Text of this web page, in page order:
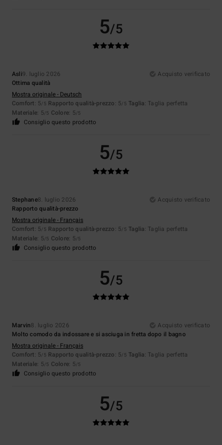
5/5
Asli9. luglio 2026
Acquisto verificato
Ottima qualità
Mostra originale - Deutsch
Comfort: 5/5 Rapporto qualità-prezzo: 5/5 Taglia: Taglia perfetta
Materiale: 5/5 Colore: 5/5
Consiglio questo prodotto
5/5
Stephane8. luglio 2026
Acquisto verificato
Rapporto qualità-prezzo
Mostra originale - Français
Comfort: 5/5 Rapporto qualità-prezzo: 5/5 Taglia: Taglia perfetta
Materiale: 5/5 Colore: 5/5
Consiglio questo prodotto
5/5
Marvin8. luglio 2026
Acquisto verificato
Molto comodo da indossare e si asciuga in fretta dopo il bagno
Mostra originale - Français
Comfort: 5/5 Rapporto qualità-prezzo: 5/5 Taglia: Taglia perfetta
Materiale: 5/5 Colore: 5/5
Consiglio questo prodotto
5/5